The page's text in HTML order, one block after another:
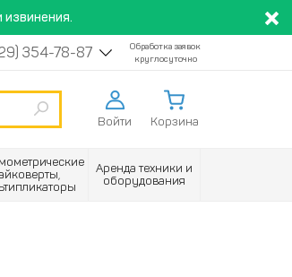
извинения.
354-78-87
Обработка заявок
круглосуточно
Войти Корзина
Аренда техники и
оборудования